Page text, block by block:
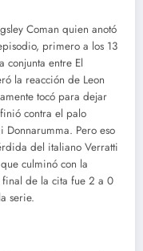
Coman quien anotó
primero a los 13
conjunta entre El
la reacción de Leon
tocó para dejar
contra el palo
Pero eso
del italiano Verratti
culminó con la
final de la cita fue 2 a 0
serie.